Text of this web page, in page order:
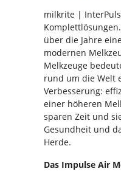
milkrite |
über die Jahre
modernen
Melkzeuge
rund um die Welt
Verbesserung:
einer höheren
sparen Zeit und
Gesundheit und
Herde.
Das Impulse Air